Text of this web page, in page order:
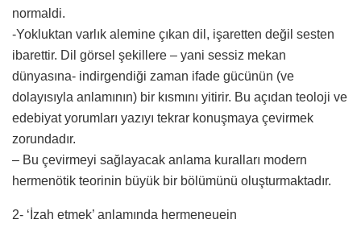
normaldi.
-Yokluktan varlık alemine çıkan dil, işaretten değil sesten
ibarettir. Dil görsel şekillere – yani sessiz mekan
dünyasına- indirgendiği zaman ifade gücünün (ve
dolayısıyla anlamının) bir kısmını yitirir. Bu açıdan teoloji ve
edebiyat yorumları yazıyı tekrar konuşmaya çevirmek
zorundadır.
– Bu çevirmeyi sağlayacak anlama kuralları modern
hermenötik teorinin büyük bir bölümünü oluşturmaktadır.
2- ‘İzah etmek’ anlamında hermeneuein